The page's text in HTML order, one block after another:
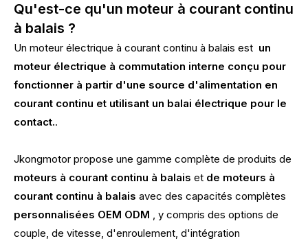
Qu'est-ce qu'un moteur à courant continu
à balais ?
Un moteur électrique à courant continu à balais est un
moteur électrique à commutation interne conçu pour
fonctionner à partir d'une source d'alimentation en
courant continu et utilisant un balai électrique pour le
contact..
Jkongmotor propose une gamme complète de produits de
moteurs à courant continu à balais et de moteurs à
courant continu à balais avec des capacités complètes
personnalisées OEM ODM , y compris des options de
couple, de vitesse, d'enroulement, d'intégration